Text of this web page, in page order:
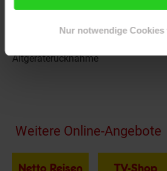
Nur notwendige Cookies
Altgeräterücknahme
Fußzeile
Weitere Online-Angebote
Netto Reisen TV-Shop